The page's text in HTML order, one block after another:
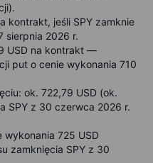
kontrakt, jeśli SPY zamknie
sierpnia 2026 r.
USD na kontrakt —
put o cenie wykonania 710
ok. 722,79 USD (ok.
SPY z 30 czerwca 2026 r.
725 USD
zamknięcia SPY z 30